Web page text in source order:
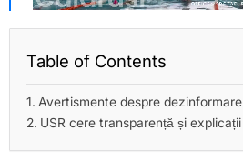
Table of Contents
Avertismente despre dezinformare
USR cere transparență și explicații